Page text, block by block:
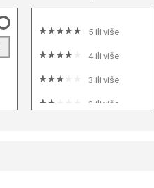
5 ili više
4 ili više
3 ili više
2 ili više